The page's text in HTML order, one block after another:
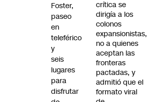
crítica se
dirigía a los
colonos
expansionistas,
no a quienes
aceptan las
fronteras
pactadas, y
admitió que el
formato viral
Foster,
paseo
en
teleférico
y
seis
lugares
para
disfrutar